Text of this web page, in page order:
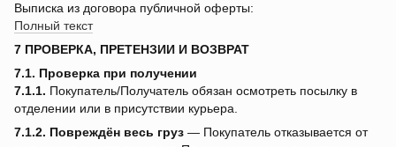
Выписка из договора публичной оферты:
Полный текст
7 ПРОВЕРКА, ПРЕТЕНЗИИ И ВОЗВРАТ
7.1. Проверка при получении
7.1.1. Покупатель/Получатель обязан осмотреть посылку в
отделении или в присутствии курьера.
7.1.2. Повреждён весь груз — Покупатель отказывается от